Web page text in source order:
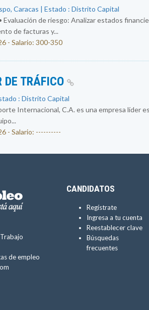
Caracas | Estado : Distrito Capital
Evaluación de riesgo: Analizar estados
de facturas y...
- Salario: 300-350
DE TRÁFICO
: Distrito Capital
Internacional, C.A. es una empresa líder
- Salario: ----------
de empleo
CANDIDATOS
Regístrate
Ingresa a tu cuenta
Reestablecer clave
Búsquedas
frecuentes